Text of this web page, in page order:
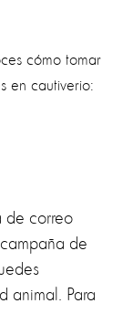
cómo tomar
en cautiverio:
de correo
de
animal. Para